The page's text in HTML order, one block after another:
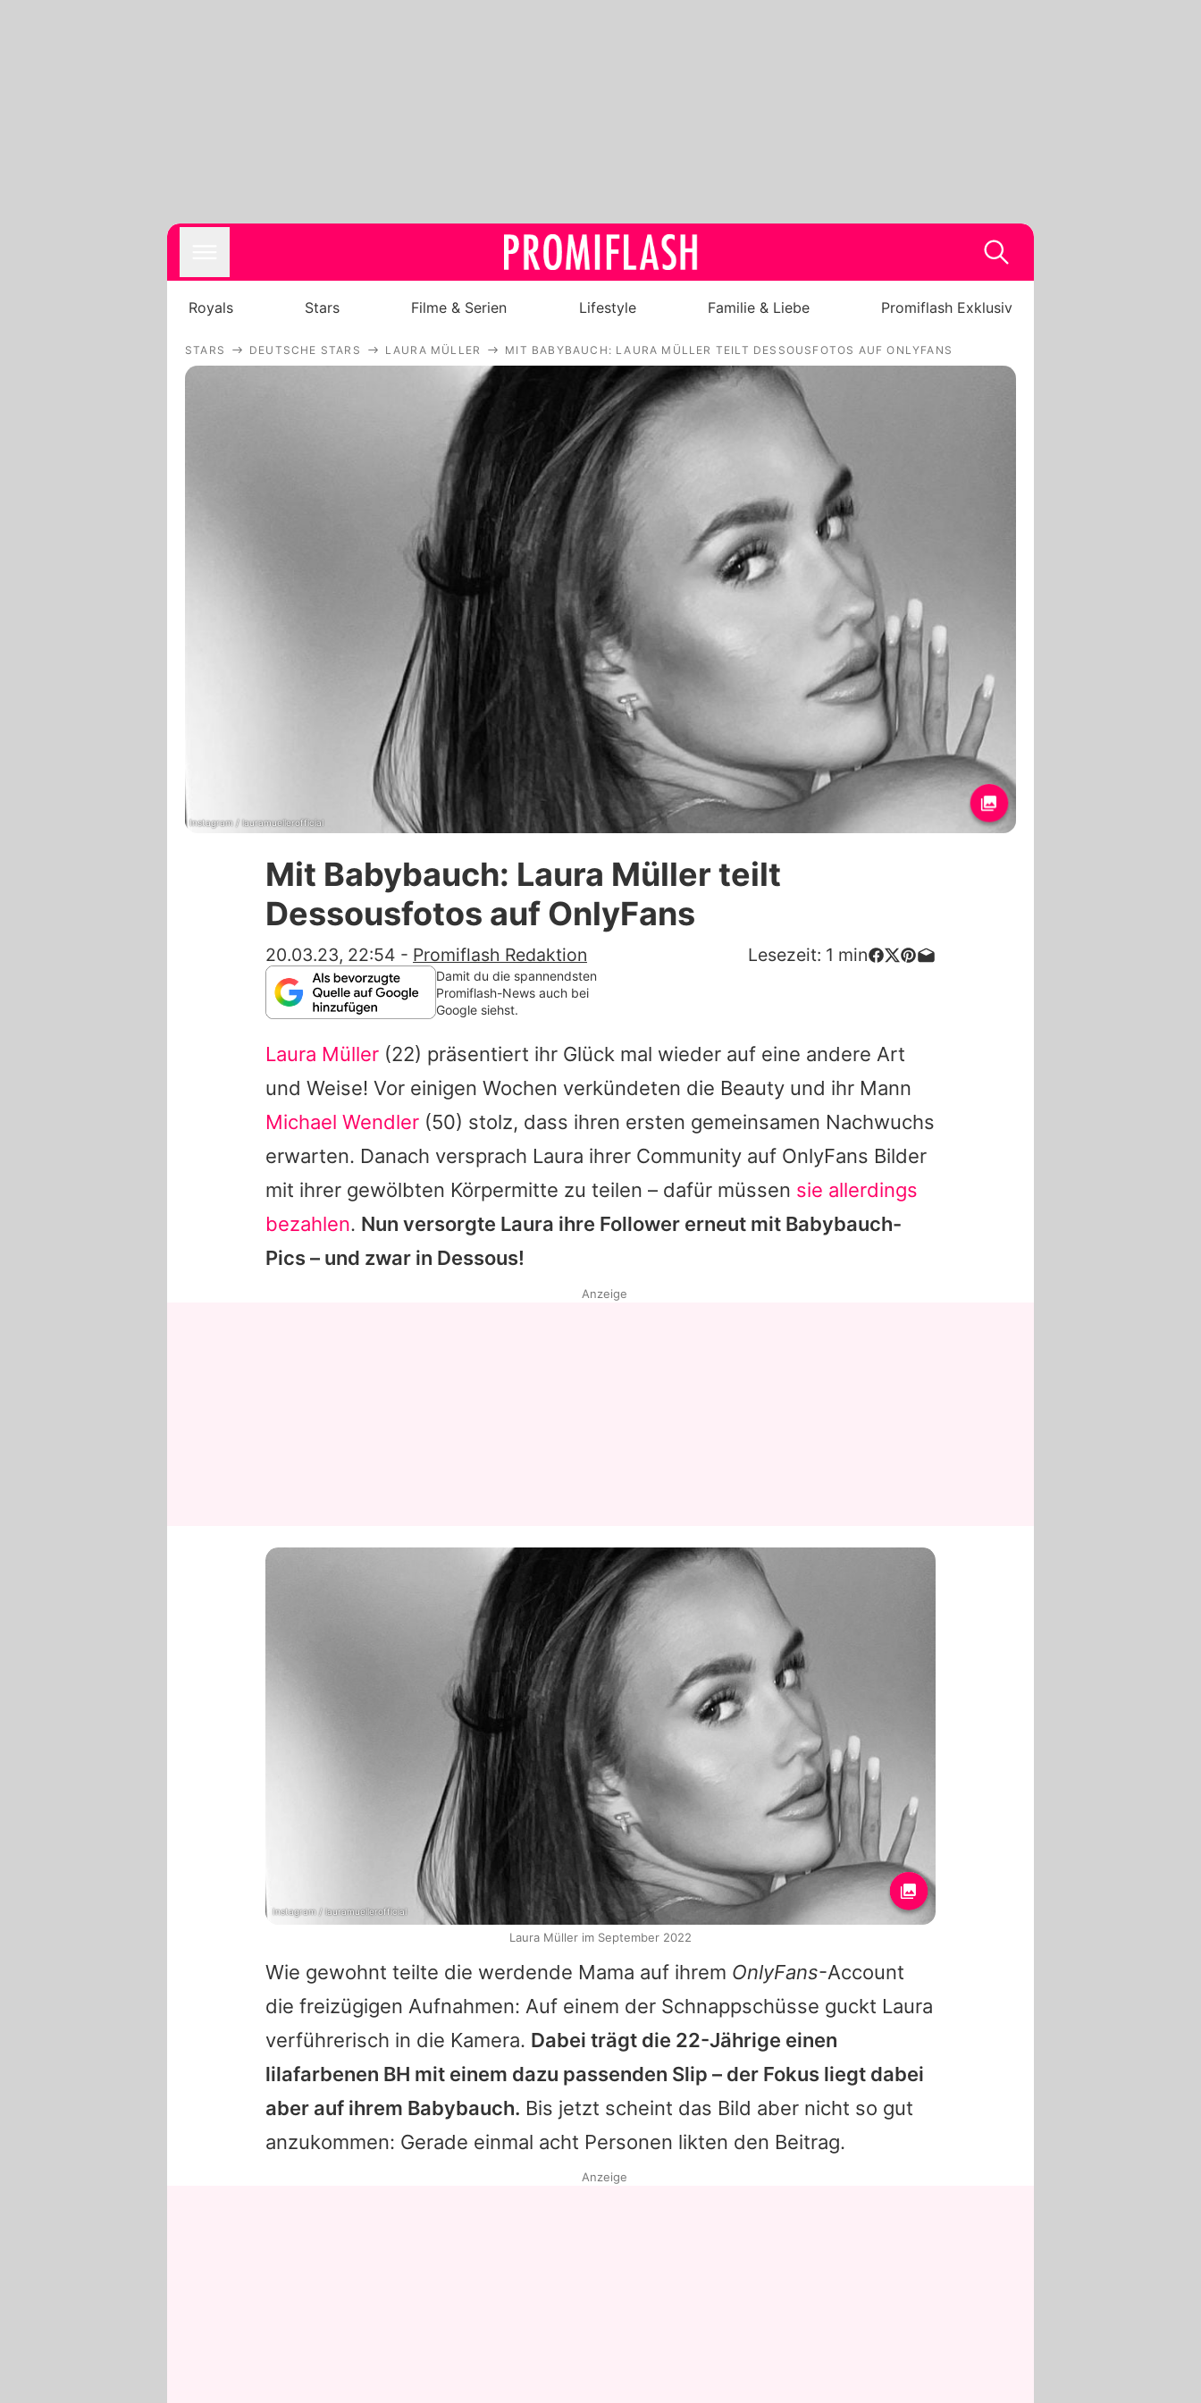
Royals
Stars
Filme & Serien
Lifestyle
Familie & Liebe
Promiflash Exklusiv
Alle Themen auf Promiflash
Jobs
App runterladen
Team
Redaktionelle Richtlinien
Impressum
Datenschutzerklärung
Nutzungsbedingungen
Utiq verwalten
Royals Stars Filme & Serien Lifestyle Familie & Liebe Promiflash Exklusiv
STARS DEUTSCHE STARS LAURA MÜLLER MIT BABYBAUCH: LAURA MÜLLER TEILT DESSOUSFOTOS AUF ONLYFANS
Instagram / lauramuellerofficial
Mit Babybauch: Laura Müller teilt
Dessousfotos auf OnlyFans
20.03.23, 22:54 - Promiflash Redaktion Lesezeit: 1 min
Damit du die spannendsten
Promiflash-News auch bei
Google siehst.
Laura Müller (22) präsentiert ihr Glück mal wieder auf eine andere Art
und Weise! Vor einigen Wochen verkündeten die Beauty und ihr Mann
Michael Wendler (50) stolz, dass ihren ersten gemeinsamen Nachwuchs
erwarten. Danach versprach Laura ihrer Community auf OnlyFans Bilder
mit ihrer gewölbten Körpermitte zu teilen – dafür müssen sie allerdings
bezahlen. Nun versorgte Laura ihre Follower erneut mit Babybauch-
Pics – und zwar in Dessous!
Wie gewohnt teilte die werdende Mama auf ihrem OnlyFans-Account
die freizügigen Aufnahmen: Auf einem der Schnappschüsse guckt Laura
verführerisch in die Kamera. Dabei trägt die 22-Jährige einen
lilafarbenen BH mit einem dazu passenden Slip – der Fokus liegt dabei
aber auf ihrem Babybauch. Bis jetzt scheint das Bild aber nicht so gut
anzukommen: Gerade einmal acht Personen likten den Beitrag.
Anzeige
Instagram / lauramuellerofficial
Laura Müller im September 2022
Anzeige